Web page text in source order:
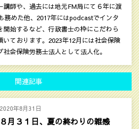
講師や、過去には地元FM局にて６年に渡
務めた他、2017年にはpodcastでインタ
開始するなど、行政書士の枠にこだわら
いております。2023年12月には社会保険
会保険労務士法人として法人化。
関連記事
2020年8月31日
８月３１日、夏の終わりの雑感